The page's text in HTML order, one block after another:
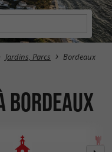
Jardins, Parcs Bordeaux
Bordeaux